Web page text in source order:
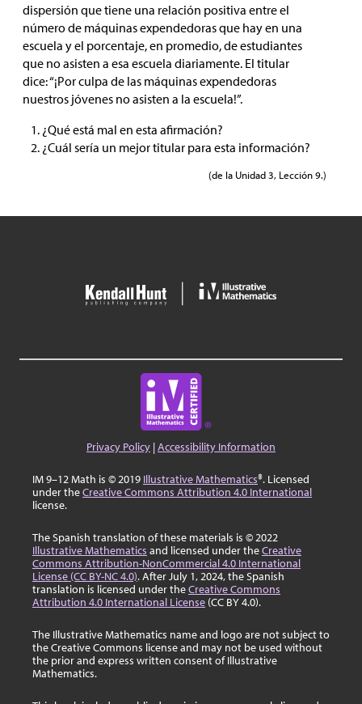
dispersión que tiene una relación positiva entre el
número de máquinas expendedoras que hay en una
escuela y el porcentaje, en promedio, de estudiantes
que no asisten a esa escuela diariamente. El titular
dice: “¡Por culpa de las máquinas expendedoras
nuestros jóvenes no asisten a la escuela!”.
¿Qué está mal en esta afirmación?
¿Cuál sería un mejor titular para esta información?
(de la Unidad 3, Lección 9.)
Privacy Policy |Accessibility Information
IM 9–12 Math is © 2019 Illustrative Mathematics®. Licensed
under theCreative Commons Attribution 4.0 International
license.
The Spanish translation of these materials is © 2022
Illustrative Mathematics and licensed under theCreative
Commons Attribution-NonCommercial 4.0 International
License (CC BY-NC 4.0). After July 1, 2024, the Spanish
translation is licensed under theCreative Commons
Attribution 4.0 International License (CC BY 4.0).
The Illustrative Mathematics name and logo are not subject to
the Creative Commons license and may not be used without
the prior and express written consent of Illustrative
Mathematics.